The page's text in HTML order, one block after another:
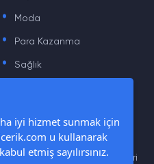
. Moda
. Para Kazanma
. Sağlık
.
. Yaşam
. Yiyecek Önerileri ve Tarifleri
iyi hizmet sunmak için
u kullanarak
etmiş sayılırsınız.